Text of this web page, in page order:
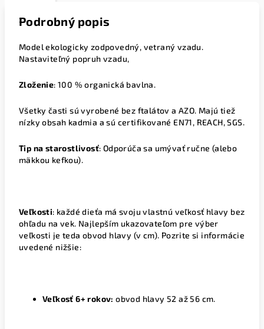
Podrobný popis
Model ekologicky zodpovedný, vetraný vzadu.
Nastaviteľný popruh vzadu,
Zloženie:100 % organická bavlna.
Všetky časti sú vyrobené bez ftalátov a AZO. Majú tiež
nízky obsah kadmia a sú certifikované EN71, REACH, SGS.
Tip na starostlivosť: Odporúča sa umývať ručne (alebo
mäkkou kefkou).
Veľkosti: každé dieťa má svoju vlastnú veľkosť hlavy bez
ohľadu na vek. Najlepším ukazovateľom pre výber
veľkosti je teda obvod hlavy (v cm). Pozrite si informácie
uvedené nižšie:
Veľkosť 6+ rokov: obvod hlavy 52 až 56 cm.